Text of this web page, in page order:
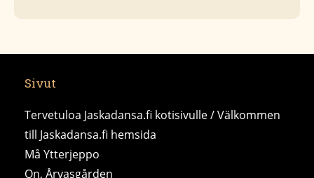
Sivut
Tervetuloa Jaskadansa.fi kotisivulle / Välkommen
till Jaskadansa.fi hemsida
Må Ytterjeppo
On, Årvasgården